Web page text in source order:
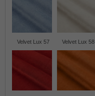
Velvet Lux 57 Velvet Lux 58